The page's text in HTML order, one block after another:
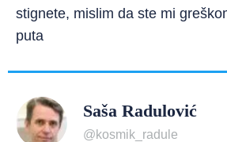
stignete, mislim da ste mi
puta
Saša Radulović
@kosmik_radule